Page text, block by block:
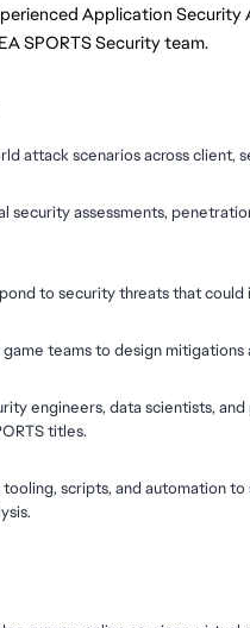
Application
SPORTS Security team.
attack scenarios across client,
security assessments,
to security threats that
teams to design
engineers, data scientists,
titles.
scripts, and automation